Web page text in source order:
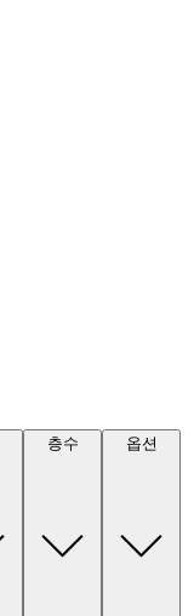
층수 옵션